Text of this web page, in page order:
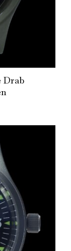
Drab